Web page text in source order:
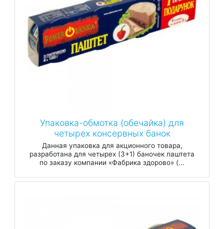
Упаковка-обмотка (обечайка) для
четырех консервных банок
Данная упаковка для акционного товара,
разработана для четырех (3+1) баночек паштета
по заказу компании «Фабрика здорово» (...